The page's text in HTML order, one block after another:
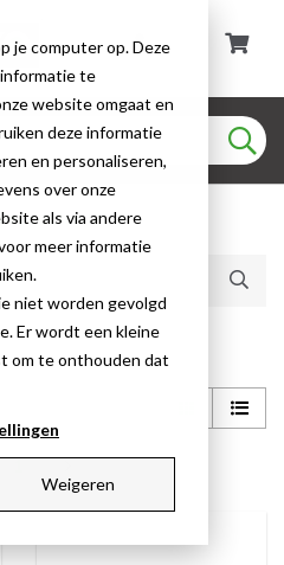
je computer op. Deze
te
website omgaat en
deze informatie
en personaliseren,
over onze
als via andere
meer informatie
niet worden gevolgd
Er wordt een kleine
om te onthouden dat
Weigeren
(2)